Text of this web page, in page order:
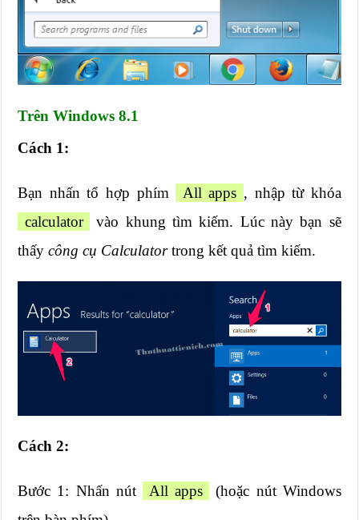
Trên Windows 8.1
Cách 1:
Bạn nhấn tổ hợp phím All apps , nhập từ khóa
calculator
vào khung tìm kiếm. Lúc này bạn sẽ
thấycông cụ Calculatortrong kết quả tìm kiếm.
Cách 2:
Bước 1: Nhấn nút All apps
(hoặc nút Windows